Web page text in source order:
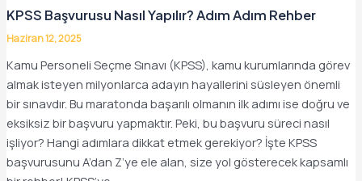
KPSS Başvurusu Nasıl Yapılır? Adım Adım Rehber
Haziran 12, 2025
Kamu Personeli Seçme Sınavı (KPSS), kamu kurumlarında görev
almak isteyen milyonlarca adayın hayallerini süsleyen önemli
bir sınavdır. Bu maratonda başarılı olmanın ilk adımı ise doğru ve
eksiksiz bir başvuru yapmaktır. Peki, bu başvuru süreci nasıl
işliyor? Hangi adımlara dikkat etmek gerekiyor? İşte KPSS
başvurusunu A’dan Z’ye ele alan, size yol gösterecek kapsamlı